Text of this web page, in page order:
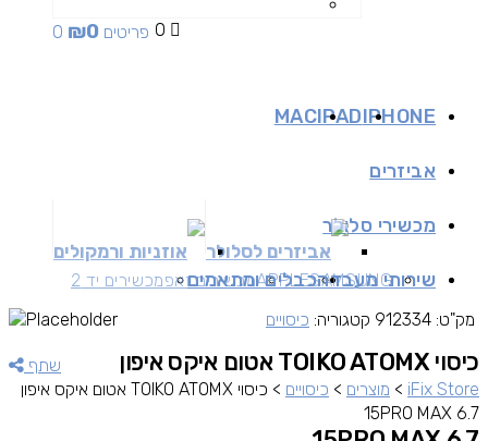
0 0 פריטים ₪0
IPHONE
IPAD
MAC
אביזרים
אביזרים לסלולר אוזניות ורמקולים
מכשירי סלולר
SAMSUNG
APPLEמכשירים זאפמכשירים יד 2 שירותי מעבדהכבלים ומתאמים
שתף
iFix Store
> מוצרים > כיסויים >
כיסוי TOIKO ATOMX אטום איקס איפון
15PRO MAX 6.7
כיסוי TOIKO ATOMX אטום איקס איפון
מק"ט: 912334 קטגוריה: כיסויים